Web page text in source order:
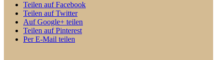
Teilen auf Facebook
Teilen auf Twitter
Auf Google+ teilen
Teilen auf Pinterest
Per E-Mail teilen